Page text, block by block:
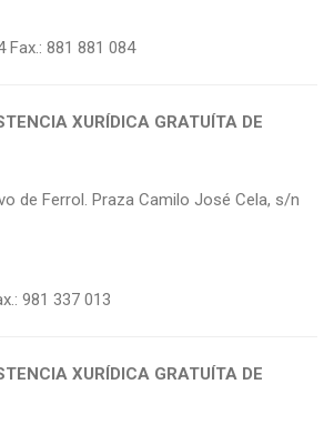
Fax.: 881 881 084
XURÍDICA GRATUÍTA DE
de Ferrol. Praza Camilo José Cela, s/n
981 337 013
XURÍDICA GRATUÍTA DE